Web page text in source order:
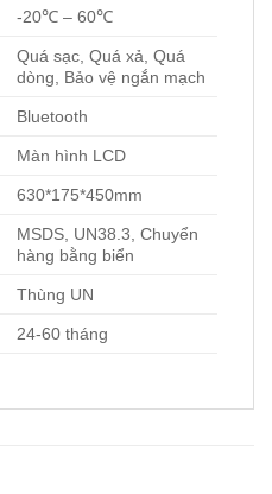
-20℃ – 60℃
Quá sạc, Quá xả, Quá
dòng, Bảo vệ ngắn mạch
Bluetooth
Màn hình LCD
630*175*450mm
MSDS, UN38.3, Chuyển
hàng bằng biển
Thùng UN
24-60 tháng